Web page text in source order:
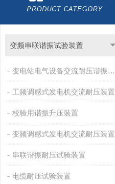
PRODUCT CATEGORY
变频串联谐振试验装置
变电站电气设备交流耐压谐振装置
工频调感式发电机交流耐压装置
校验用谐振升压装置
变频调感式发电机交流耐压装置
串联谐振耐压试验装置
电缆耐压试验装置